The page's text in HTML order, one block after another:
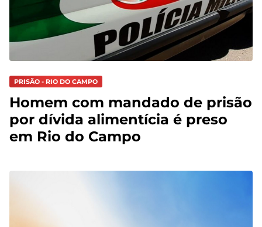
PRISÃO - RIO DO CAMPO
Homem com mandado de prisão
por dívida alimentícia é preso
em Rio do Campo